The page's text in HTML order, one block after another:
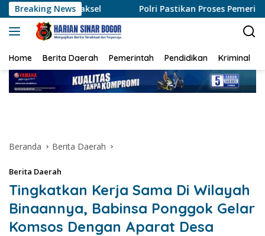
Langsung
ke
konten
Breaking NewsPolri Pastikan Proses Pemeriksaan Personel di
Home Berita Daerah Pemerintah Pendidikan Kriminal
Beranda Berita Daerah
Berita Daerah
Tingkatkan Kerja Sama Di Wilayah
Binaannya, Babinsa Ponggok Gelar
Komsos Dengan Aparat Desa